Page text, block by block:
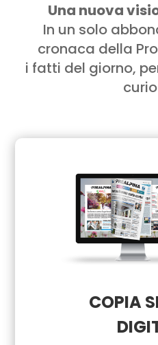
Una nuova
In un solo
cronaca della
i fatti del giorno,
COPIA